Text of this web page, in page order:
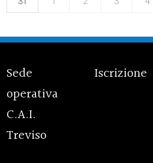
Sede
operativa
C.A.I.
Treviso
Iscrizione